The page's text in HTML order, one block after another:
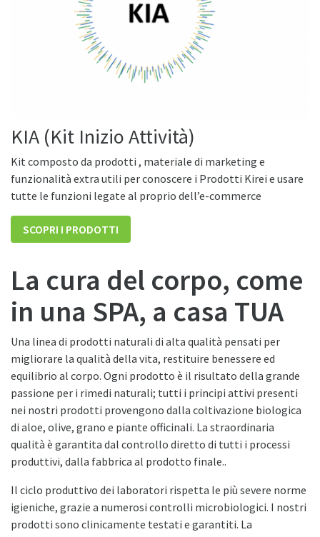
La cura del corpo, come
in una SPA, a casa TUA
Una linea di prodotti naturali di alta qualità pensati per
migliorare la qualità della vita, restituire benessere ed
equilibrio al corpo. Ogni prodotto è il risultato della grande
passione per i rimedi naturali; tutti i principi attivi presenti
nei nostri prodotti provengono dalla coltivazione biologica
di aloe, olive, grano e piante officinali. La straordinaria
qualità è garantita dal controllo diretto di tutti i processi
produttivi, dalla fabbrica al prodotto finale..
Il ciclo produttivo dei laboratori rispetta le più severe norme
igieniche, grazie a numerosi controlli microbiologici. I nostri
prodotti sono clinicamente testati e garantiti. La
KIA (Kit Inizio Attività)
Kit composto da prodotti , materiale di marketing e
funzionalità extra utili per conoscere i Prodotti Kirei e usare
tutte le funzioni legate al proprio dell’e-commerce
SCOPRI I PRODOTTI